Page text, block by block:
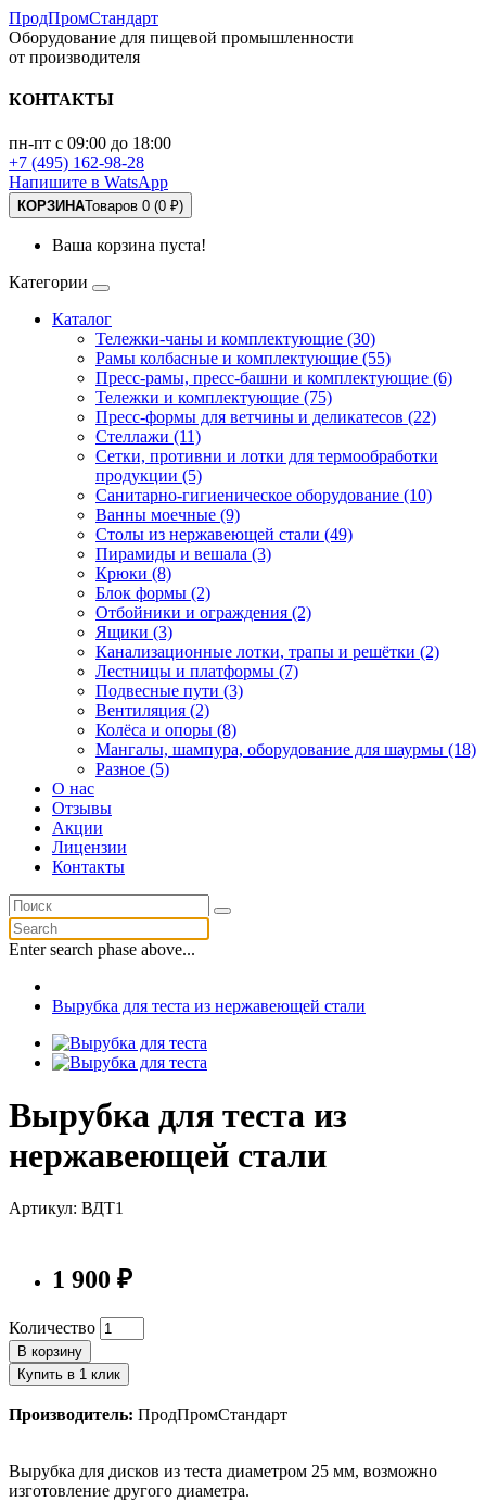
ПродПромСтандарт
Оборудование для пищевой промышленности
от производителя
КОНТАКТЫ
пн-пт с 09:00 до 18:00
+7 (495) 162-98-28
Напишите в WatsApp
КОРЗИНАТоваров 0 (0 ₽)
Ваша корзина пуста!
Категории
Каталог
Тележки-чаны и комплектующие (30)
Рамы колбасные и комплектующие (55)
Пресс-рамы, пресс-башни и комплектующие (6)
Тележки и комплектующие (75)
Пресс-формы для ветчины и деликатесов (22)
Стеллажи (11)
Сетки, противни и лотки для термообработки
продукции (5)
Санитарно-гигиеническое оборудование (10)
Ванны моечные (9)
Столы из нержавеющей стали (49)
Пирамиды и вешала (3)
Крюки (8)
Блок формы (2)
Отбойники и ограждения (2)
Ящики (3)
Канализационные лотки, трапы и решётки (2)
Лестницы и платформы (7)
Подвесные пути (3)
Вентиляция (2)
Колёса и опоры (8)
Мангалы, шампура, оборудование для шаурмы (18)
Разное (5)
О нас
Отзывы
Акции
Лицензии
Контакты
Enter search phase above...
Вырубка для теста из нержавеющей стали
Вырубка для теста из
нержавеющей стали
Артикул: ВДТ1
1 900 ₽
Количество
В корзину
Купить в 1 клик
Производитель: ПродПромСтандарт
Вырубка для дисков из теста диаметром 25 мм, возможно
изготовление другого диаметра.